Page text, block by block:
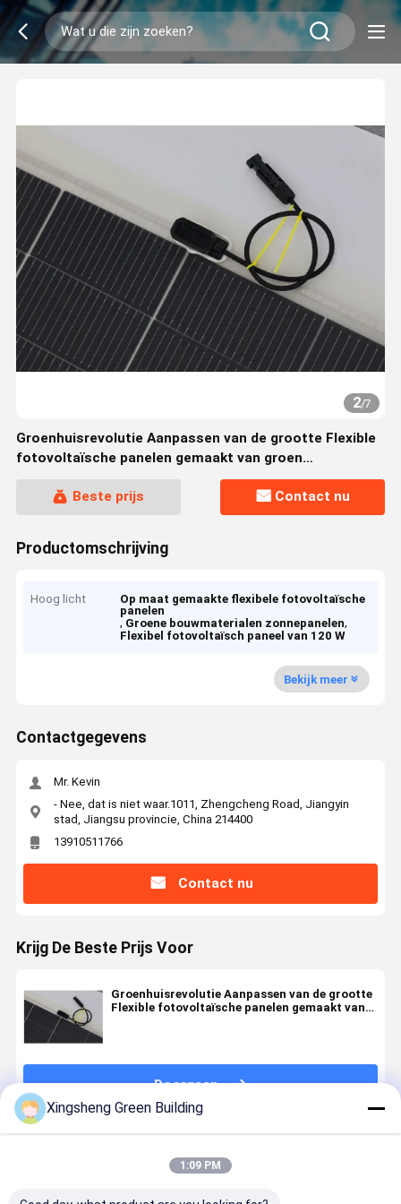
2/7
Groenhuisrevolutie Aanpassen van de grootte Flexible
fotovoltaïsche panelen gemaakt van groen
bouwmateriaal met max. vermogen 120W
Beste prijs
Contact nu
Productomschrijving
Hoog licht
Op maat gemaakte flexibele fotovoltaïsche
panelen
, Groene bouwmaterialen zonnepanelen,
Flexibel fotovoltaïsch paneel van 120 W
Bekijk meer
Contactgegevens
Mr. Kevin
- Nee, dat is niet waar.1011, Zhengcheng Road, Jiangyin
stad, Jiangsu provincie, China 214400
13910511766
Contact nu
Krijg De Beste Prijs Voor
Groenhuisrevolutie Aanpassen van de grootte
Flexible fotovoltaïsche panelen gemaakt van
Doorgaan
Xingsheng Green Building
1:09 PM